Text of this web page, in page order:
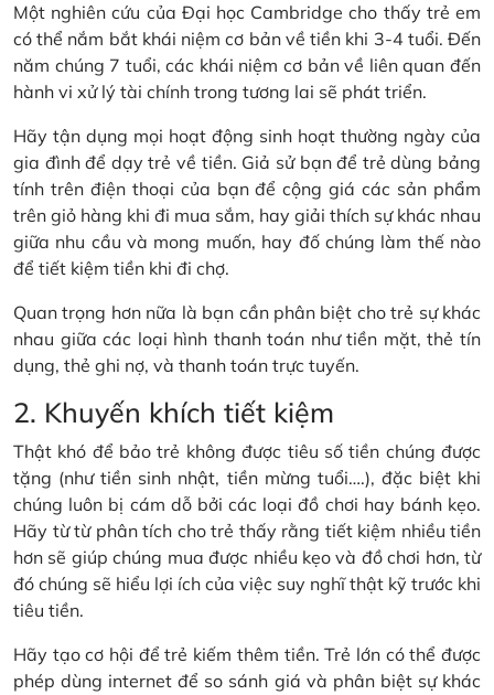
Một nghiên cứu của Đại học Cambridge cho thấy trẻ em
có thể nắm bắt khái niệm cơ bản về tiền khi 3-4 tuổi. Đến
năm chúng 7 tuổi, các khái niệm cơ bản về liên quan đến
hành vi xử lý tài chính trong tương lai sẽ phát triển.
Hãy tận dụng mọi hoạt động sinh hoạt thường ngày của
gia đình để dạy trẻ về tiền. Giả sử bạn để trẻ dùng bảng
tính trên điện thoại của bạn để cộng giá các sản phẩm
trên giỏ hàng khi đi mua sắm, hay giải thích sự khác nhau
giữa nhu cầu và mong muốn, hay đố chúng làm thế nào
để tiết kiệm tiền khi đi chợ.
Quan trọng hơn nữa là bạn cần phân biệt cho trẻ sự khác
nhau giữa các loại hình thanh toán như tiền mặt, thẻ tín
dụng, thẻ ghi nợ, và thanh toán trực tuyến.
2. Khuyến khích tiết kiệm
Thật khó để bảo trẻ không được tiêu số tiền chúng được
tặng (như tiền sinh nhật, tiền mừng tuổi….), đặc biệt khi
chúng luôn bị cám dỗ bởi các loại đồ chơi hay bánh kẹo.
Hãy từ từ phân tích cho trẻ thấy rằng tiết kiệm nhiều tiền
hơn sẽ giúp chúng mua được nhiều kẹo và đồ chơi hơn, từ
đó chúng sẽ hiểu lợi ích của việc suy nghĩ thật kỹ trước khi
tiêu tiền.
Hãy tạo cơ hội để trẻ kiếm thêm tiền. Trẻ lớn có thể được
phép dùng internet để so sánh giá và phân biệt sự khác